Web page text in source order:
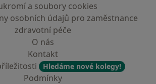
a soubory cookies
osobních údajů pro zaměstnance
zdravotní péče
O nás
Kontakt
Hledáme nové kolegy!
Podmínky